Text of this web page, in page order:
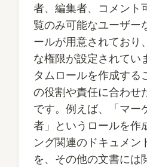
者、編集者、コメント
覧のみ可能なユーザー
ールが用意されており
な権限が設定されてい
タムロールを作成する
の役割や責任に合わせ
です。例えば、「マー
者」というロールを作
ング関連のドキュメン
を、その他の文書には